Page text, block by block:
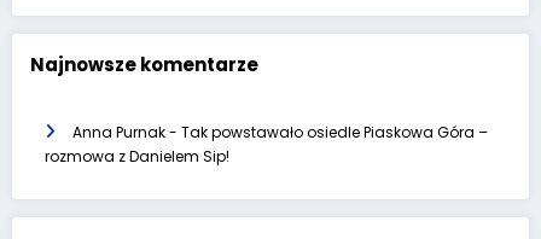
Najnowsze komentarze
Anna Purnak- Tak powstawało osiedle Piaskowa Góra –
rozmowa z Danielem Sip!